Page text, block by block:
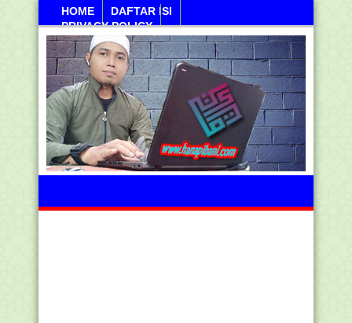
HOME
DAFTAR ISI
PRIVACY POLICY
Kamis, 06 Agustus 2026